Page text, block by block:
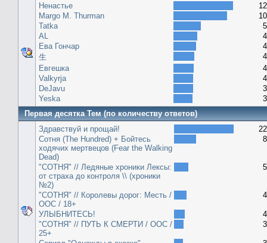
Ненастье
Margo M. Thurman
Tatka
AL
Ева Гончар
生
Евгешка
Valkyrja
DeJavu
Yeska
Первая десятка Тем (по количеству ответов)
Здравствуй и прощай!
Сотня (The Hundred) + Бойтесь
ходячих мертвецов (Fear the Walking
Dead)
"СОТНЯ" // Ледяные хроники Лексы:
от страха до контроля \\ (хроники
№2)
"СОТНЯ" // Королевы дорог: Месть /
ООС / 18+
УЛЫБНИТЕСЬ!
"СОТНЯ" // ПУТЬ К СМЕРТИ / ООС /
25+